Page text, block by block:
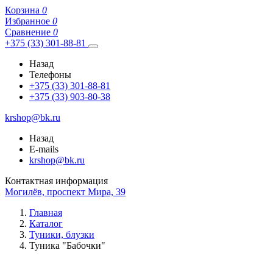
Корзина 0
Избранное 0
Сравнение 0
+375 (33) 301-88-81
Назад
Телефоны
+375 (33) 301-88-81
+375 (33) 903-80-38
krshop@bk.ru
Назад
E-mails
krshop@bk.ru
Контактная информация
Могилёв, проспект Мира, 39
Главная
Каталог
Туники, блузки
Туника "Бабочки"